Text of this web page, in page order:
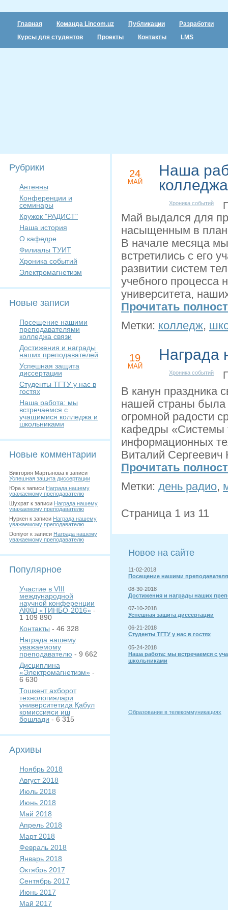
Главная Команда Lincom.uz Публикации
Разработки
Курсы для студентов
Проекты Контакты LMS
Рубрики
Антенны
Конференции и
семинары
Кружок "РАДИСТ"
Наша история
О кафедре
Филиалы ТУИТ
Хроника событий
Электромагнетизм
Новые записи
Посещение нашими
преподавателями
колледжа связи
Достижения и награды
наших преподавателей
Успешная защита
диссертации
Студенты ТГТУ у нас в
гостях
Наша работа: мы
встречаемся с
учащимися колледжа и
школьниками
Новые комментарии
Виктория Мартынова к записи
Успешная защита диссертации
Юра к записи Награда нашему
уважаемому преподавателю
Шухрат к записи Награда нашему
уважаемому преподавателю
Нуркен к записи Награда нашему
уважаемому преподавателю
Doniyor к записи Награда нашему
уважаемому преподавателю
Популярное
Участие в VIII
международной
научной конференции
АККЦ «ТИНБО-2016» -
1 109 890
Контакты - 46 328
Награда нашему
уважаемому
преподавателю - 9 662
Дисциплина
«Электромагнетизм» -
6 630
Тошкент ахборот
технологиялари
университетида Қабул
комиссияси иш
бошлади - 6 315
Архивы
Ноябрь 2018
Август 2018
Июль 2018
Июнь 2018
Май 2018
Апрель 2018
Март 2018
Февраль 2018
Январь 2018
Октябрь 2017
Сентябрь 2017
Июнь 2017
Май 2017
24
МАЙ
Наша
Хроника событий
Май выдался для
насыщенным в
В начале месяца мы
встретились с его
развитии систем
учебного
университета,
Прочитать
Метки: колледж,
19
МАЙ
Награда
Хроника событий
В канун праздника
нашей страны была
огромной радости
кафедры «Системы
информационных
Виталий Сергеевич
Прочитать
Метки: день радио,
Страница 1 из 11
Новое на сайте
11-02-2018
Посещение нашими
08-30-2018
Достижения и награды наших
07-10-2018
Успешная защита диссертации
06-21-2018
Студенты ТГТУ у нас в гостях
05-24-2018
Наша работа: мы встречаемся с
школьниками
Образование в телекоммуникациях